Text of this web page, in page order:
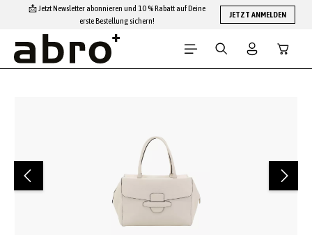
Zum Hauptinhalt springen
📩 Jetzt Newsletter abonnieren und 10 % Rabatt auf Deine
erste Bestellung sichern!
JETZT ANMELDEN